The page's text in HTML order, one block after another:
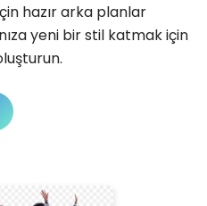
hazır arka planlar
yeni bir stil katmak için